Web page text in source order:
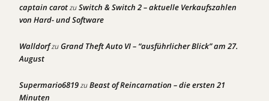
captain carotzuSwitch & Switch 2 – aktuelle Verkaufszahlen
von Hard- und Software
WalldorfzuGrand Theft Auto VI – “ausführlicher Blick” am 27.
August
Supermario6819zuBeast of Reincarnation – die ersten 21
Minuten